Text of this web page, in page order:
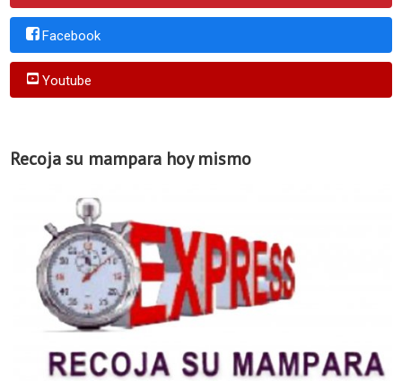
Facebook
Youtube
Recoja su mampara hoy mismo